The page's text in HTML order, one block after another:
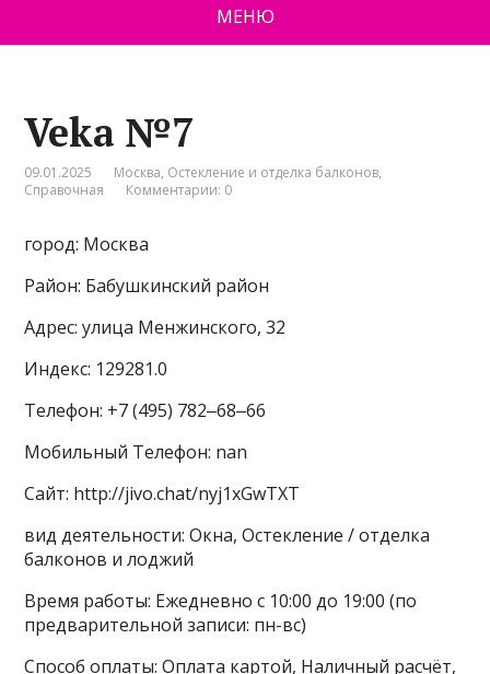
МЕНЮ
Veka №7
09.01.2025 Москва, Остекление и отделка балконов,
Справочная
Комментарии: 0
город: Москва
Район: Бабушкинский район
Адрес: улица Менжинского, 32
Индекс: 129281.0
Телефон: +7 (495) 782‒68‒66
Мобильный Телефон: nan
Сайт: http://jivo.chat/nyj1xGwTXT
вид деятельности: Окна, Остекление / отделка
балконов и лоджий
Время работы: Ежедневно с 10:00 до 19:00 (по
предварительной записи: пн-вс)
Способ оплаты: Оплата картой, Наличный расчёт,